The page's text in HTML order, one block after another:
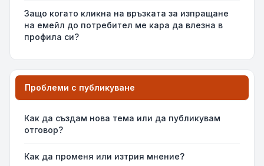
Защо когато кликна на връзката за изпращане
на емейл до потребител ме кара да влезна в
профила си?
Проблеми с публикуване
Как да създам нова тема или да публикувам
отговор?
Как да променя или изтрия мнение?